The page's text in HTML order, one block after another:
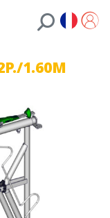
1.60M